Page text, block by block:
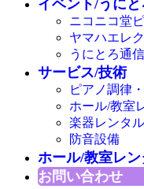
イベント/うにと
ニコニコ堂
ヤマハエレ
うにとろ通信
サービス/技術
ピアノ調律
ホール/教室
楽器レンタ
防音設備
ホール/教室レン
お問い合わせ